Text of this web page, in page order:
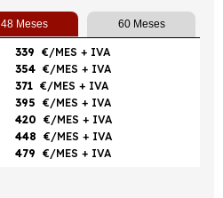
48 Meses 60 Meses
339 €/MES + IVA
354 €/MES + IVA
371 €/MES + IVA
395 €/MES + IVA
420 €/MES + IVA
448 €/MES + IVA
479 €/MES + IVA